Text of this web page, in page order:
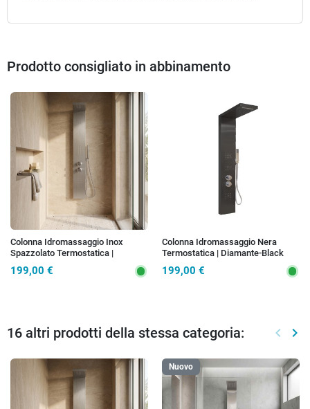
Prodotto consigliato in abbinamento
Colonna Idromassaggio Inox
Spazzolato Termostatica |
199,00 €
Colonna Idromassaggio Nera
Termostatica | Diamante-Black
199,00 €
16 altri prodotti della stessa categoria: keyboard_arrow_left keyboard_arrow_right
Nuovo